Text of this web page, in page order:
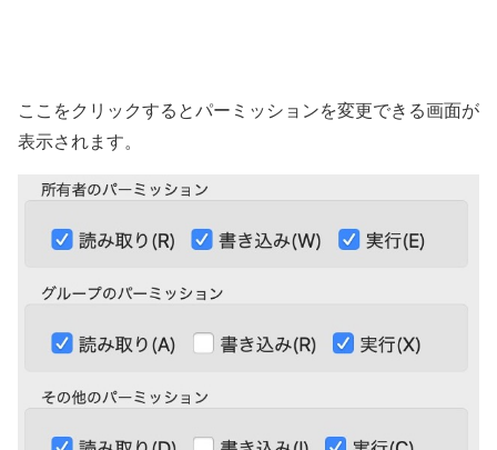
ここをクリックするとパーミッションを変更できる画面が
表示されます。